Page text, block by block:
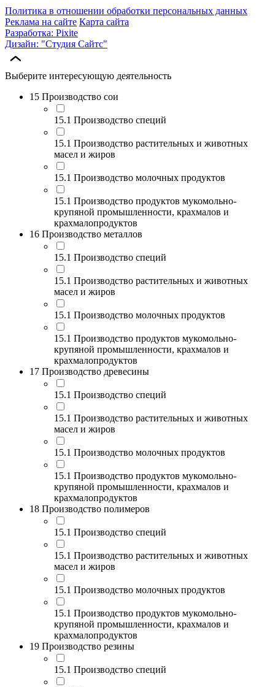
Политика в отношении обработки персональных данных
Реклама на сайте Карта сайта
Разработка: Pixite
Дизайн: "Студия Сайтс"
Выберите интересующую деятельность
15 Производство сои
15.1 Производство специй
15.1 Производство растительных и животных
масел и жиров
15.1 Производство молочных продуктов
15.1 Производство продуктов мукомольно-
крупяной промышленности, крахмалов и
крахмалопродуктов
16 Производство металлов
15.1 Производство специй
15.1 Производство растительных и животных
масел и жиров
15.1 Производство молочных продуктов
15.1 Производство продуктов мукомольно-
крупяной промышленности, крахмалов и
крахмалопродуктов
17 Производство древесины
15.1 Производство специй
15.1 Производство растительных и животных
масел и жиров
15.1 Производство молочных продуктов
15.1 Производство продуктов мукомольно-
крупяной промышленности, крахмалов и
крахмалопродуктов
18 Производство полимеров
15.1 Производство специй
15.1 Производство растительных и животных
масел и жиров
15.1 Производство молочных продуктов
15.1 Производство продуктов мукомольно-
крупяной промышленности, крахмалов и
крахмалопродуктов
19 Производство резины
15.1 Производство специй